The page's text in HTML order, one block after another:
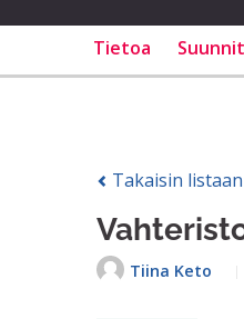
Tietoa
Takaisin listaan
Tiina Keto